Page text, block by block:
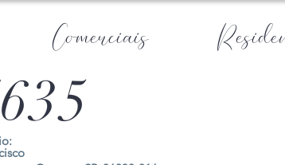
Comerciais